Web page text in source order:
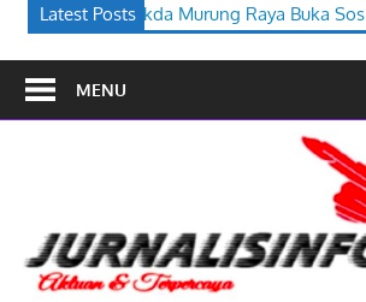
Latest Posts
Buka Sosialisasi Perbup PJPK 2026–2030
MENU